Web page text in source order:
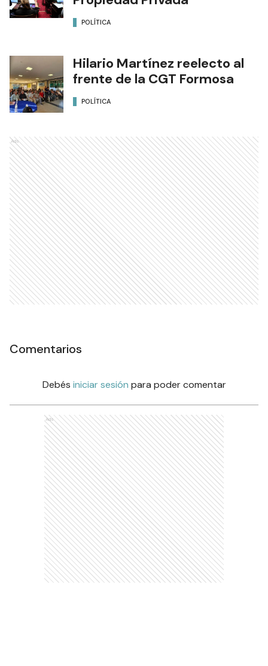
POLÍTICA
Hilario Martínez reelecto al
frente de la CGT Formosa
POLÍTICA
Ads
Comentarios
Debés iniciar sesión para poder comentar
Ads